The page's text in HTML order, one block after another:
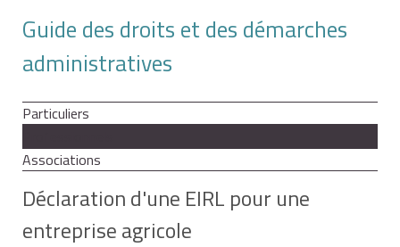
Guide des droits et des démarches
administratives
Particuliers
Associations
Déclaration d'une EIRL pour une
entreprise agricole